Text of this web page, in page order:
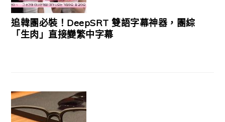
追韓團必裝！DeepSRT 雙語字幕神器，團綜
「生肉」直接變繁中字幕